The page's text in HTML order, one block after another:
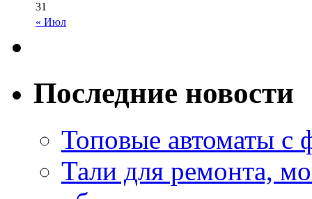
« Июл
31
Последние новости
Топовые автоматы с
Тали для ремонта,